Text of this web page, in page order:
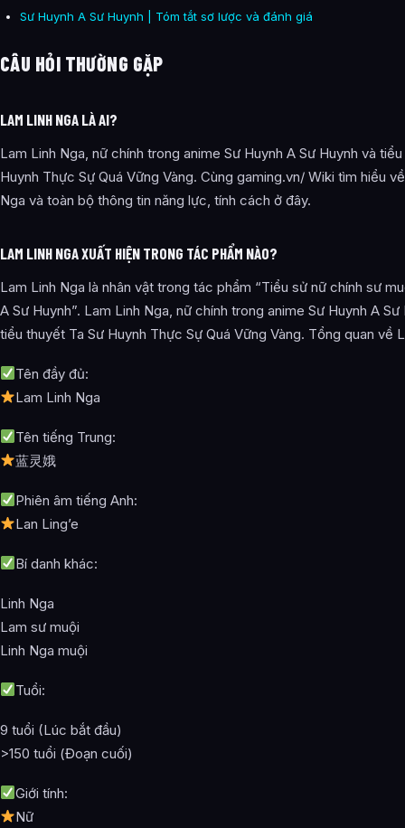
Sư Huynh A Sư Huynh | Tóm tắt sơ lược và đánh giá
CÂU HỎI THƯỜNG GẶP
LAM LINH NGA LÀ AI?
Lam Linh Nga, nữ chính trong anime Sư Huynh A Sư Huynh và
Huynh Thực Sự Quá Vững Vàng. Cùng gaming.vn/ Wiki tìm hiểu
Nga và toàn bộ thông tin năng lực, tính cách ở đây.
LAM LINH NGA XUẤT HIỆN TRONG TÁC PHẨM NÀO?
Lam Linh Nga là nhân vật trong tác phẩm “Tiểu sử nữ chính sư
A Sư Huynh”. Lam Linh Nga, nữ chính trong anime Sư Huynh A Sư
tiểu thuyết Ta Sư Huynh Thực Sự Quá Vững Vàng. Tổng quan về
Tên đầy đủ:
Lam Linh Nga
Tên tiếng Trung:
蓝灵娥
Phiên âm tiếng Anh:
Lan Ling’e
Bí danh khác:
Linh Nga
Lam sư muội
Linh Nga muội
Tuổi:
9 tuổi (Lúc bắt đầu)
>150 tuổi (Đoạn cuối)
Giới tính:
Nữ